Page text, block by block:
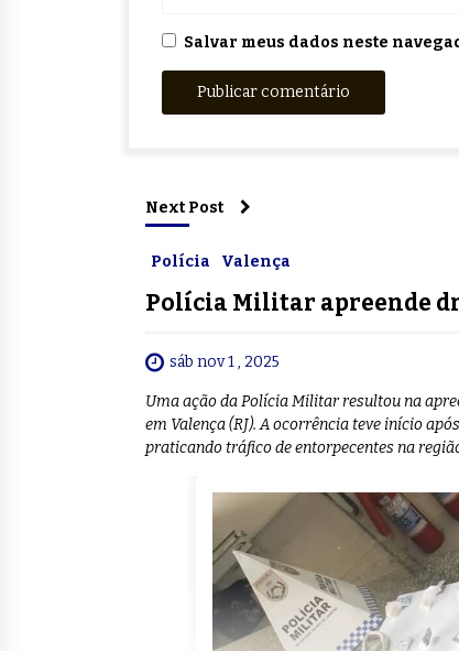
Salvar meus dados neste
Next Post
Polícia Valença
Polícia Militar apreende
sáb nov 1 , 2025
Uma ação da Polícia Militar resultou na
em Valença (RJ). A ocorrência teve início
praticando tráfico de entorpecentes na